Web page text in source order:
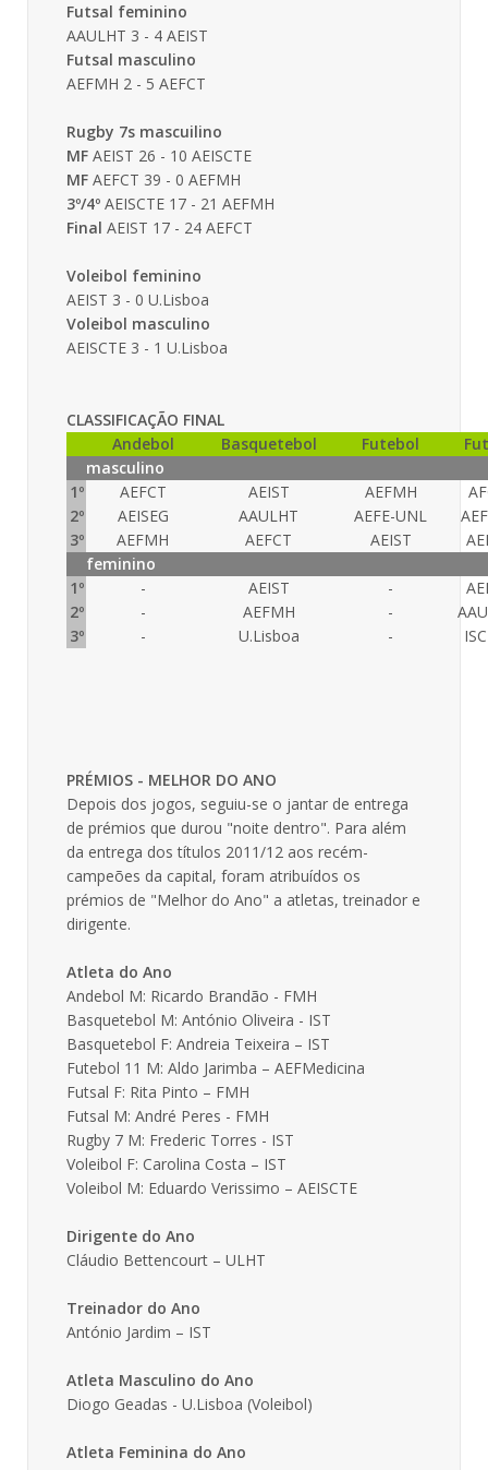
Futsal feminino
AAULHT 3 - 4 AEIST
Futsal masculino
AEFMH 2 - 5 AEFCT
Rugby 7s mascuilino
MF AEIST 26 - 10 AEISCTE
MF AEFCT 39 - 0 AEFMH
3º/4º AEISCTE 17 - 21 AEFMH
Final AEIST 17 - 24 AEFCT
Voleibol feminino
AEIST 3 - 0 U.Lisboa
Voleibol masculino
AEISCTE 3 - 1 U.Lisboa
CLASSIFICAÇÃO FINAL
Andebol
Basquetebol Futebol
masculino
1º
AEFCT AEIST AEFMH
2º
AEISEG AAULHT AEFE-UNL
3º
AEFMH AEFCT AEIST
feminino
1º
- AEIST -
2º
- AEFMH -
3º
- U.Lisboa -
PRÉMIOS - MELHOR DO ANO
Depois dos jogos, seguiu-se o jantar de entrega
de prémios que durou "noite dentro". Para além
da entrega dos títulos 2011/12 aos recém-
campeões da capital, foram atribuídos os
prémios de "Melhor do Ano" a atletas, treinador e
dirigente.
Atleta do Ano
Andebol M: Ricardo Brandão - FMH
Basquetebol M: António Oliveira - IST
Basquetebol F: Andreia Teixeira – IST
Futebol 11 M: Aldo Jarimba – AEFMedicina
Futsal F: Rita Pinto – FMH
Futsal M: André Peres - FMH
Rugby 7 M: Frederic Torres - IST
Voleibol F: Carolina Costa – IST
Voleibol M: Eduardo Verissimo – AEISCTE
Dirigente do Ano
Cláudio Bettencourt – ULHT
Treinador do Ano
António Jardim – IST
Atleta Masculino do Ano
Diogo Geadas - U.Lisboa (Voleibol)
Atleta Feminina do Ano